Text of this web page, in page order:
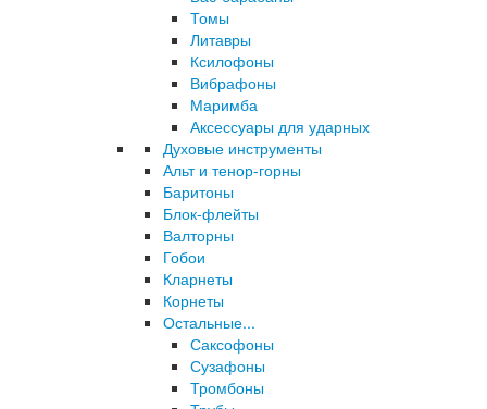
Томы
Литавры
Ксилофоны
Вибрафоны
Маримба
Аксессуары для ударных
Духовые инструменты
Альт и тенор-горны
Баритоны
Блок-флейты
Валторны
Гобои
Кларнеты
Корнеты
Остальные...
Саксофоны
Сузафоны
Тромбоны